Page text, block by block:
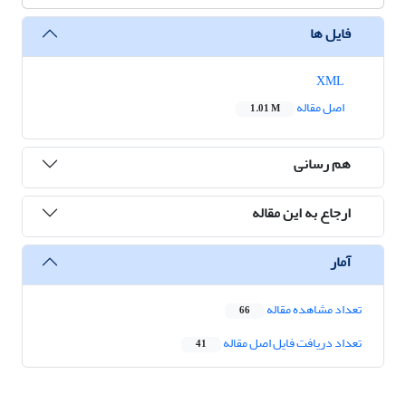
فایل ها
اصل مقاله
1.01 M
هم رسانی
ارجاع به این مقاله
آمار
تعداد مشاهده مقاله 66
تعداد دریافت فایل اصل مقاله 41